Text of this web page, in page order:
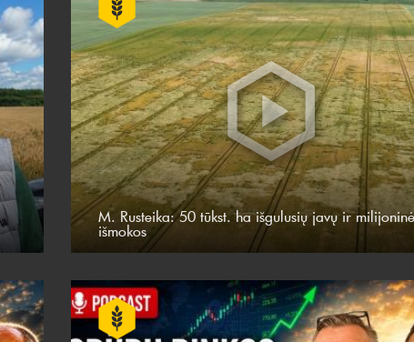
M. Rusteika: 50 tūkst. ha išgulusių javų ir
išmokos